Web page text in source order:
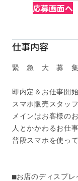
応募画面へ
仕事内容
緊　急　大　募　
即内定＆お仕事開
スマホ販売スタッ
メインはお客様の
人とかかわるお仕
普段スマホを使っ
■お店のディスプレ